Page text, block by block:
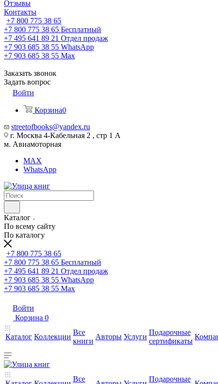
Отзывы
Контакты
+7 800 775 38 65
+7 800 775 38 65 Бесплатный
+7 495 641 89 21 Отдел продаж
+7 903 685 38 55 WhatsApp
+7 903 685 38 55 Max
Заказать звонок
Задать вопрос
Войти
Корзина0
streetofbooks@yandex.ru
г. Москва 4-Кабельная 2 , стр 1 А
м. Авиамоторная
MAX
WhatsApp
Каталог
По всему сайту
По каталогу
+7 800 775 38 65
+7 800 775 38 65 Бесплатный
+7 495 641 89 21 Отдел продаж
+7 903 685 38 55 WhatsApp
+7 903 685 38 55 Max
Войти
Корзина 0
Каталог Коллекции
Все
книги
Авторы Услуги
Подарочные
сертификаты
Все
Подарочные